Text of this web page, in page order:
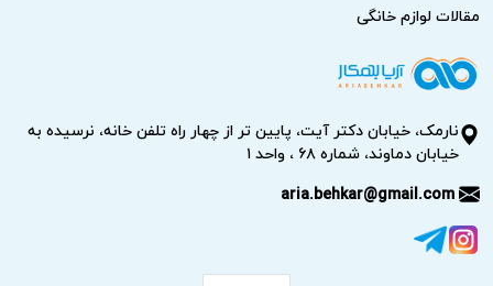
مقالات لوازم خانگی
نارمک، خیابان دکتر آیت، پایین تر از چهار راه تلفن خانه، نرسیده به
خیابان دماوند، شماره ۶۸ ، واحد ۱
aria.behkar@gmail.com